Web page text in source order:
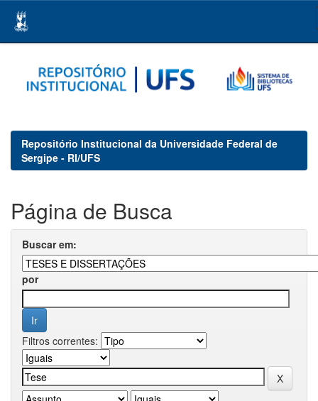
navigation
Repositório Institucional da Universidade Federal de
Sergipe - RI/UFS
Página de Busca
Buscar em:
por
Filtros correntes: